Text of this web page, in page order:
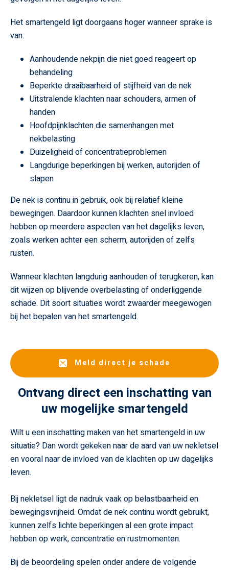
Het smartengeld ligt doorgaans hoger wanneer sprake is
van:
Aanhoudende nekpijn die niet goed reageert op
behandeling
Beperkte draaibaarheid of stijfheid van de nek
Uitstralende klachten naar schouders, armen of
handen
Hoofdpijnklachten die samenhangen met
nekbelasting
Duizeligheid of concentratieproblemen
Langdurige beperkingen bij werken, autorijden of
slapen
De nek is continu in gebruik, ook bij relatief kleine
bewegingen. Daardoor kunnen klachten snel invloed
hebben op meerdere aspecten van het dagelijks leven,
zoals werken achter een scherm, autorijden of zelfs
rusten.
Wanneer klachten langdurig aanhouden of terugkeren, kan
dit wijzen op blijvende overbelasting of onderliggende
schade. Dit soort situaties wordt zwaarder meegewogen
bij het bepalen van het smartengeld.
Meld direct je schade
Ontvang direct een inschatting van
uw mogelijke smartengeld
Wilt u een inschatting maken van het smartengeld in uw
situatie? Dan wordt gekeken naar de aard van uw nekletsel
en vooral naar de invloed van de klachten op uw dagelijks
leven.
Bij nekletsel ligt de nadruk vaak op belastbaarheid en
bewegingsvrijheid. Omdat de nek continu wordt gebruikt,
kunnen zelfs lichte beperkingen al een grote impact
hebben op werk, concentratie en rustmomenten.
Bij de beoordeling spelen onder andere de volgende